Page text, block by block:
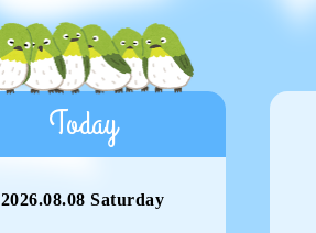
Today
2026.08.08 Saturday